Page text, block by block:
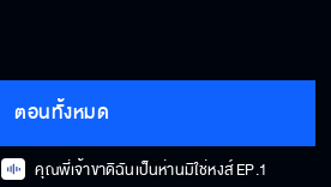
ตอนทั้งหมด
คุณพี่เจ้าขาดิฉันเป็นห่านมิใช่หงส์ EP.1